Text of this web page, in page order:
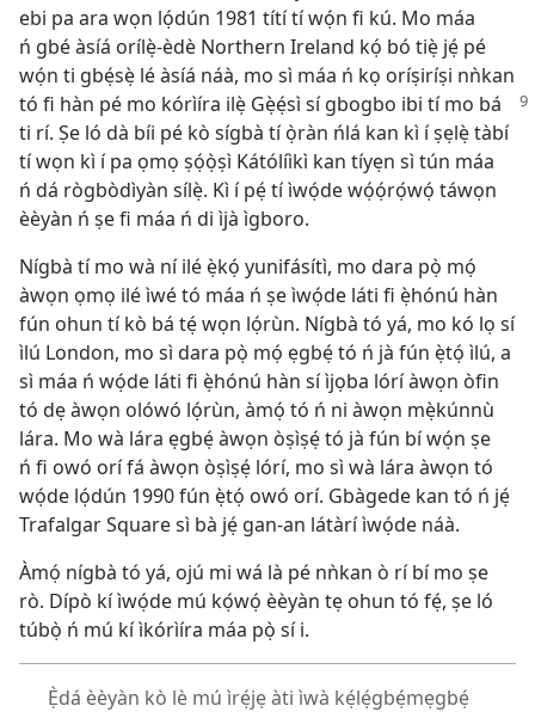
ebi pa ara wọn lọ́dún 1981 títí tí wọ́n fi kú. Mo máa
ń gbé àsíá orílẹ̀-èdè Northern Ireland kọ́ bó tiẹ̀ jẹ́ pé
wọ́n ti gbẹ́sẹ̀ lé àsíá náà, mo sì máa ń kọ oríṣiríṣi nǹkan
tó fi hàn pé mo kórìíra ilẹ̀ Gẹ̀ẹ́sì sígbogbo ibi tí mo bá
ti rí. Ṣe ló dà bíi pé kò sígbà tí ọ̀ràn ńlá kan kì í ṣẹlẹ̀ tàbí
tí wọn kì í pa ọmọ ṣọ́ọ̀ṣì Kátólíìkì kan tíyẹn sì tún máa
ń dá rògbòdìyàn sílẹ̀. Kì í pẹ́ tí ìwọ́de wọ́ọ́rọ́wọ́ táwọn
èèyàn ń ṣe fi máa ń di ìjà ìgboro.
Nígbà tí mo wà ní ilé ẹ̀kọ́ yunifásítì, mo dara pọ̀ mọ́
àwọn ọmọ ilé ìwé tó máa ń ṣe ìwọ́de láti fi ẹ̀hónú hàn
fún ohun tí kò bá tẹ́ wọn lọ́rùn. Nígbà tó yá, mo kó lọ sí
ìlú London, mo sì dara pọ̀ mọ́ ẹgbẹ́ tó ń jà fún ẹ̀tọ́ ìlú, a
sì máa ń wọ́de láti fi ẹ̀hónú hàn sí ìjọba lórí àwọn òfin
tó dẹ àwọn olówó lọ́rùn, àmọ́ tó ń ni àwọn mẹ̀kúnnù
lára. Mo wà lára ẹgbẹ́ àwọn òṣìṣẹ́ tó jà fún bí wọ́n ṣe
ń fi owó orí fá àwọn òṣìṣẹ́ lórí, mo sì wà lára àwọn tó
wọ́de lọ́dún 1990 fún ẹ̀tọ́ owó orí. Gbàgede kan tó ń jẹ́
Trafalgar Square sì bà jẹ́ gan-an látàrí ìwọ́de náà.
Àmọ́ nígbà tó yá, ojú mi wá là pé nǹkan ò rí bí mo ṣe
rò. Dípò kí ìwọ́de mú kọ́wọ́ èèyàn tẹ ohun tó fẹ́, ṣe ló
túbọ̀ ń mú kí ìkórìíra máa pọ̀ sí i.
Ẹ̀dá èèyàn kò lè mú ìrẹ́jẹ àti ìwà kẹ́lẹ́gbẹ́mẹgbẹ́